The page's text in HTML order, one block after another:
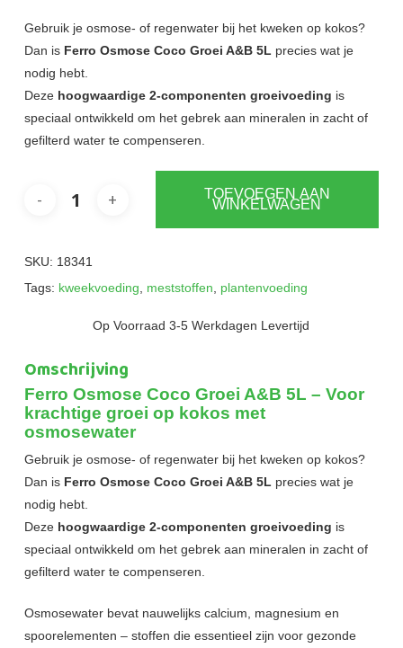
Gebruik je osmose- of regenwater bij het kweken op kokos?
Dan is Ferro Osmose Coco Groei A&B 5Lprecies wat je
nodig hebt.
Deze hoogwaardige 2-componenten groeivoeding is
speciaal ontwikkeld om het gebrek aan mineralen in zacht of
gefilterd water te compenseren.
TOEVOEGEN AAN
WINKELWAGEN
SKU: 18341
Tags: kweekvoeding, meststoffen, plantenvoeding
Op Voorraad 3-5 Werkdagen Levertijd
Omschrijving
Ferro Osmose Coco Groei A&B 5L – Voor
krachtige groei op kokos met
osmosewater
Gebruik je osmose- of regenwater bij het kweken op kokos?
Dan is Ferro Osmose Coco Groei A&B 5Lprecies wat je
nodig hebt.
Deze hoogwaardige 2-componenten groeivoeding is
speciaal ontwikkeld om het gebrek aan mineralen in zacht of
gefilterd water te compenseren.
Osmosewater bevat nauwelijks calcium, magnesium en
spoorelementen – stoffen die essentieel zijn voor gezonde